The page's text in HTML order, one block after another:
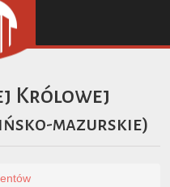
Królowej
mazurskie)